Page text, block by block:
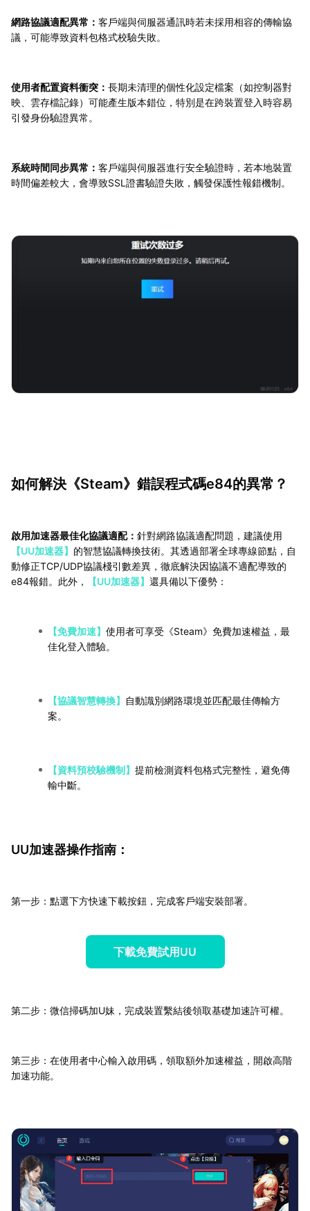
網路協議適配異常： 客戶端與伺服器通訊時若未採用相容的傳輸協
議，可能導致資料包格式校驗失敗。
使用者配置資料衝突： 長期未清理的個性化設定檔案（如控制器對
映、雲存檔記錄）可能產生版本錯位，特別是在跨裝置登入時容易
引發身份驗證異常。
系統時間同步異常： 客戶端與伺服器進行安全驗證時，若本地裝置
時間偏差較大，會導致SSL證書驗證失敗，觸發保護性報錯機制。
如何解決《Steam》錯誤程式碼e84的異常？
啟用加速器最佳化協議適配： 針對網路協議適配問題，建議使用
【UU加速器】 的智慧協議轉換技術。其透過部署全球專線節點，自
動修正TCP/UDP協議棧引數差異，徹底解決因協議不適配導致的
e84報錯。此外，
【UU加速器】 還具備以下優勢：
【免費加速】 使用者可享受《Steam》免費加速權益，最
佳化登入體驗。
【協議智慧轉換】
自動識別網路環境並匹配最佳傳輸方
案。
【資料預校驗機制】 提前檢測資料包格式完整性，避免傳
輸中斷。
UU加速器操作指南：
第一步：點選下方快速下載按鈕，完成客戶端安裝部署。
下載免費試用UU
第二步：微信掃碼加U妹，完成裝置繫結後領取基礎加速許可權。
第三步：在使用者中心輸入啟用碼，領取額外加速權益，開啟高階
加速功能。